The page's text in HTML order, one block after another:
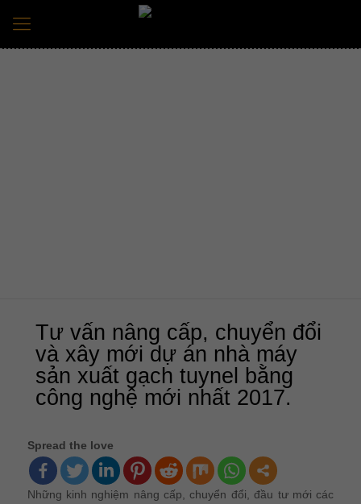
Tư vấn nâng cấp, chuyển đổi
và xây mới dự án nhà máy
sản xuất gạch tuynel bằng
công nghệ mới nhất 2017.
Spread the love
Những kinh nghiệm nâng cấp, chuyển đổi, đầu tư mới các